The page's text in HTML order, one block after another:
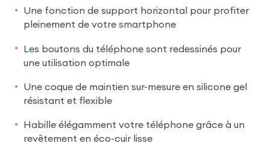
Une fonction de support horizontal pour profiter
pleinement de votre smartphone
Les boutons du téléphone sont redessinés pour
une utilisation optimale
Une coque de maintien sur-mesure en silicone gel
résistant et flexible
Habille élégamment votre téléphone grâce à un
revêtement en éco-cuir lisse